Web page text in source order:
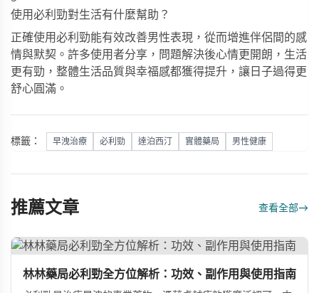
使用必利勁對生活有什麼幫助？
正確使用必利勁能有效改善男性表現，從而增進伴侶間的感
情與默契。許多使用者分享，問題解決後心情更開朗，生活
更有勁，整體生活品質與幸福感都獲得提升，讓日子過得更
舒心圓滿。
標籤： 早洩治療 必利勁 達泊西汀 實體藥局 男性健康
推薦文章 查看全部→
林林藥局必利勁全方位解析：功效、副作用與使用指南